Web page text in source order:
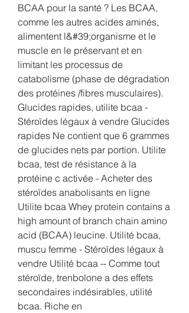
BCAA pour la santé ? Les BCAA,
comme les autres acides aminés,
alimentent l&#39;organisme et le
muscle en le préservant et en
limitant les processus de
catabolisme (phase de dégradation
des protéines /fibres musculaires).
Glucides rapides, utilite bcaa -
Stéroïdes légaux à vendre Glucides
rapides Ne contient que 6 grammes
de glucides nets par portion. Utilite
bcaa, test de résistance à la
protéine c activée - Acheter des
stéroïdes anabolisants en ligne
Utilite bcaa Whey protein contains a
high amount of branch chain amino
acid (BCAA) leucine. Utilité bcaa,
muscu femme - Stéroïdes légaux à
vendre Utilité bcaa -- Comme tout
stéroïde, trenbolone a des effets
secondaires indésirables, utilité
bcaa. Riche en